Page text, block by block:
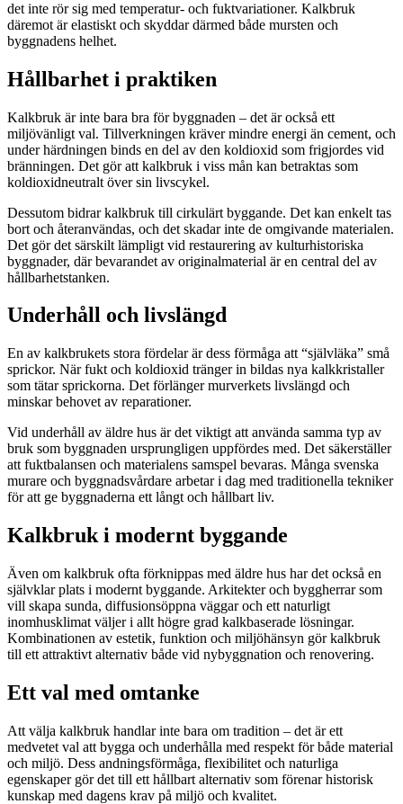
det inte rör sig med temperatur- och fuktvariationer. Kalkbruk
däremot är elastiskt och skyddar därmed både mursten och
byggnadens helhet.
Hållbarhet i praktiken
Kalkbruk är inte bara bra för byggnaden – det är också ett
miljövänligt val. Tillverkningen kräver mindre energi än cement, och
under härdningen binds en del av den koldioxid som frigjordes vid
bränningen. Det gör att kalkbruk i viss mån kan betraktas som
koldioxidneutralt över sin livscykel.
Dessutom bidrar kalkbruk till cirkulärt byggande. Det kan enkelt tas
bort och återanvändas, och det skadar inte de omgivande materialen.
Det gör det särskilt lämpligt vid restaurering av kulturhistoriska
byggnader, där bevarandet av originalmaterial är en central del av
hållbarhetstanken.
Underhåll och livslängd
En av kalkbrukets stora fördelar är dess förmåga att “självläka” små
sprickor. När fukt och koldioxid tränger in bildas nya kalkkristaller
som tätar sprickorna. Det förlänger murverkets livslängd och
minskar behovet av reparationer.
Vid underhåll av äldre hus är det viktigt att använda samma typ av
bruk som byggnaden ursprungligen uppfördes med. Det säkerställer
att fuktbalansen och materialens samspel bevaras. Många svenska
murare och byggnadsvårdare arbetar i dag med traditionella tekniker
för att ge byggnaderna ett långt och hållbart liv.
Kalkbruk i modernt byggande
Även om kalkbruk ofta förknippas med äldre hus har det också en
självklar plats i modernt byggande. Arkitekter och byggherrar som
vill skapa sunda, diffusionsöppna väggar och ett naturligt
inomhusklimat väljer i allt högre grad kalkbaserade lösningar.
Kombinationen av estetik, funktion och miljöhänsyn gör kalkbruk
till ett attraktivt alternativ både vid nybyggnation och renovering.
Ett val med omtanke
Att välja kalkbruk handlar inte bara om tradition – det är ett
medvetet val att bygga och underhålla med respekt för både material
och miljö. Dess andningsförmåga, flexibilitet och naturliga
egenskaper gör det till ett hållbart alternativ som förenar historisk
kunskap med dagens krav på miljö och kvalitet.